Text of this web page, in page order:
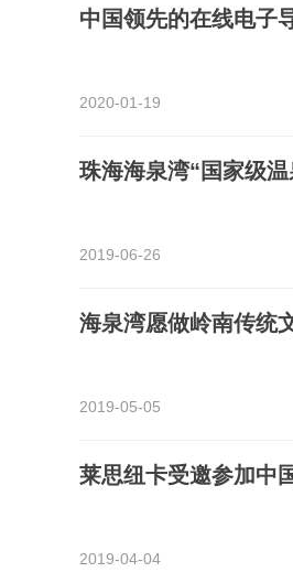
中国领先的在线电子
2020-01-19
珠海海泉湾“国家级
2019-06-26
海泉湾愿做岭南传统
2019-05-05
莱思纽卡受邀参加中
2019-04-04